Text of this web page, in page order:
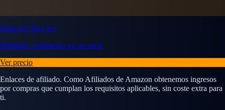
Haikyu!! Box Set
Múltiples volúmenes en un pack
Ver precio
Enlaces de afiliado. Como Afiliados de Amazon obtenemos ingresos
por compras que cumplan los requisitos aplicables, sin coste extra para
ti.